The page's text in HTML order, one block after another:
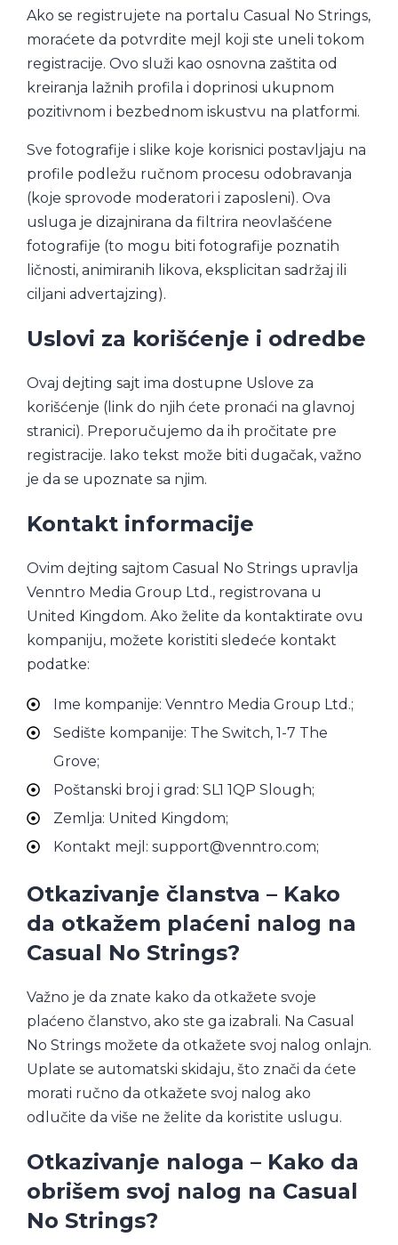
Ako se registrujete na portalu Casual No Strings,
moraćete da potvrdite mejl koji ste uneli tokom
registracije. Ovo služi kao osnovna zaštita od
kreiranja lažnih profila i doprinosi ukupnom
pozitivnom i bezbednom iskustvu na platformi.
Sve fotografije i slike koje korisnici postavljaju na
profile podležu ručnom procesu odobravanja
(koje sprovode moderatori i zaposleni). Ova
usluga je dizajnirana da filtrira neovlašćene
fotografije (to mogu biti fotografije poznatih
ličnosti, animiranih likova, eksplicitan sadržaj ili
ciljani advertajzing).
Uslovi za korišćenje i odredbe
Ovaj dejting sajt ima dostupne Uslove za
korišćenje (link do njih ćete pronaći na glavnoj
stranici). Preporučujemo da ih pročitate pre
registracije. Iako tekst može biti dugačak, važno
je da se upoznate sa njim.
Kontakt informacije
Ovim dejting sajtom Casual No Strings upravlja
Venntro Media Group Ltd., registrovana u
United Kingdom. Ako želite da kontaktirate ovu
kompaniju, možete koristiti sledeće kontakt
podatke:
Ime kompanije: Venntro Media Group Ltd.;
Sedište kompanije: The Switch, 1-7 The
Grove;
Poštanski broj i grad: SL1 1QP Slough;
Zemlja: United Kingdom;
Kontakt mejl: support@venntro.com;
Otkazivanje članstva – Kako
da otkažem plaćeni nalog na
Casual No Strings?
Važno je da znate kako da otkažete svoje
plaćeno članstvo, ako ste ga izabrali. Na Casual
No Strings možete da otkažete svoj nalog onlajn.
Uplate se automatski skidaju, što znači da ćete
morati ručno da otkažete svoj nalog ako
odlučite da više ne želite da koristite uslugu.
Otkazivanje naloga – Kako da
obrišem svoj nalog na Casual
No Strings?